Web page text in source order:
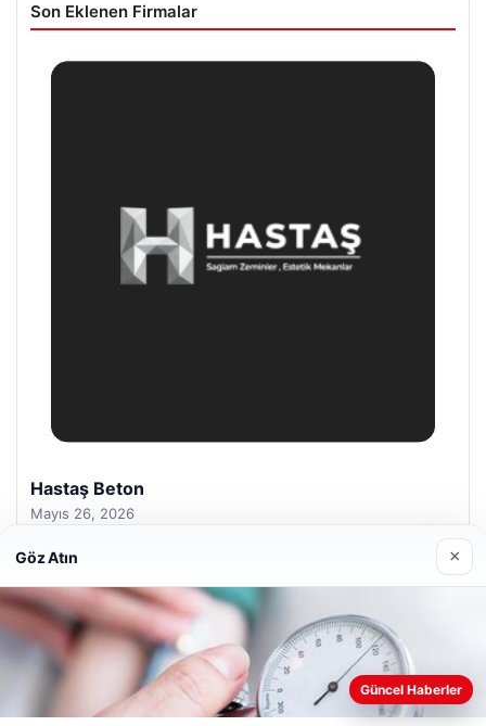
Son Eklenen Firmalar
Enes Kaplan Avukatlık Bürosu
Nisan 28, 2026
© 2026 Yurt Gazete
Web sitemizi nasıl kullandığınızı daha iyi anlayabilmek,
Göz Atın ×
Güncel Haberler